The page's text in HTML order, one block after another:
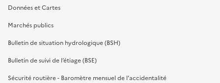
Données et Cartes
Marchés publics
Bulletin de situation hydrologique (BSH)
Bulletin de suivi de l’étiage (BSE)
Sécurité routière - Baromètre mensuel de l’accidentalité